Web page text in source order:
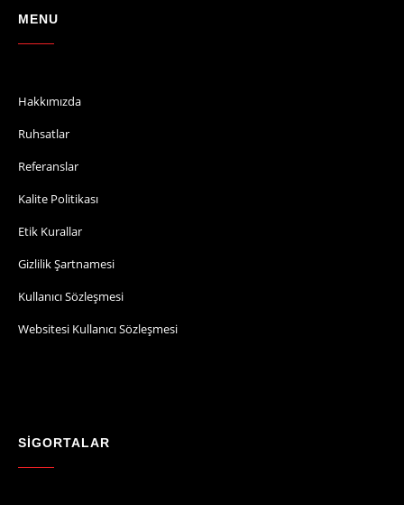
MENU
Hakkımızda
Ruhsatlar
Referanslar
Kalite Politikası
Etik Kurallar
Gizlilik Şartnamesi
Kullanıcı Sözleşmesi
Websitesi Kullanıcı Sözleşmesi
SİGORTALAR